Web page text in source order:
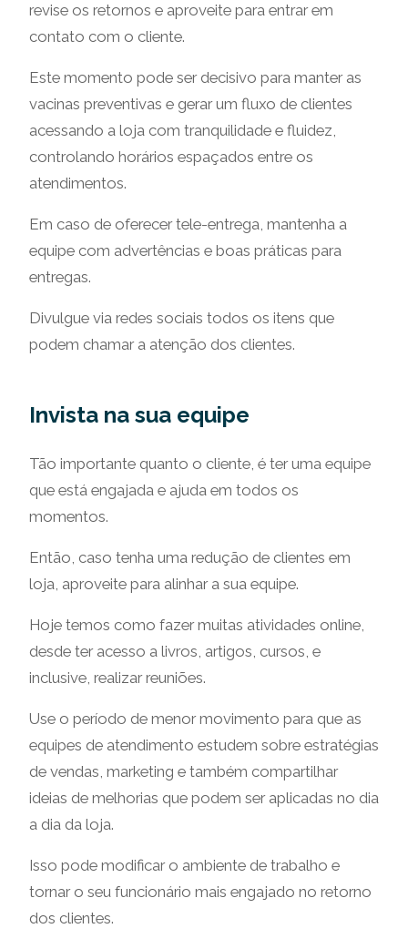
revise os retornos e aproveite para entrar em
contato com o cliente.
Este momento pode ser decisivo para manter as
vacinas preventivas e gerar um fluxo de clientes
acessando a loja com tranquilidade e fluidez,
controlando horários espaçados entre os
atendimentos.
Em caso de oferecer tele-entrega, mantenha a
equipe com advertências e boas práticas para
entregas.
Divulgue via redes sociais todos os itens que
podem chamar a atenção dos clientes.
Invista na sua equipe
Tão importante quanto o cliente, é ter uma equipe
que está engajada e ajuda em todos os
momentos.
Então, caso tenha uma redução de clientes em
loja, aproveite para alinhar a sua equipe.
Hoje temos como fazer muitas atividades online,
desde ter acesso a livros, artigos, cursos, e
inclusive, realizar reuniões.
Use o período de menor movimento para que as
equipes de atendimento estudem sobre estratégias
de vendas, marketing e também compartilhar
ideias de melhorias que podem ser aplicadas no dia
a dia da loja.
Isso pode modificar o ambiente de trabalho e
tornar o seu funcionário mais engajado no retorno
dos clientes.